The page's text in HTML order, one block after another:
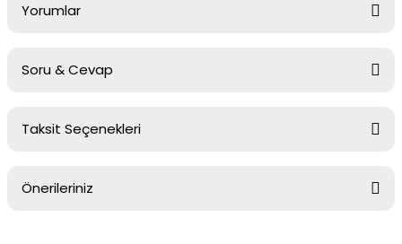
Yorumlar
Soru & Cevap
Ürün hakkında henüz soru sorulmamış.
Taksit Seçenekleri
Önerileriniz